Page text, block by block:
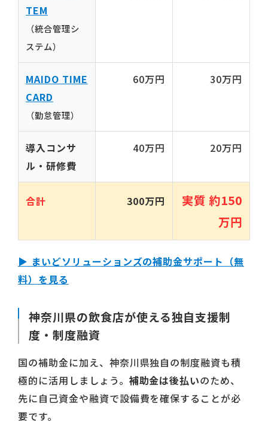
TEM
（統合管理シ
ステム）
MAIDO TIME
CARD
（勤怠管理）
60万円 30万円
導入コンサ
ル・研修費
40万円 20万円
合計 300万円
実質 約150
万円
▶ まいどソリューションズの補助金サポート（無
料）を見る
神奈川県の飲食店が使える独自支援制
度・制度融資
国の補助金に加え、神奈川県独自の制度融資も積
極的に活用しましょう。 補助金は後払いのため、
先に自己資金や融資で設備費を確保することが必
要です。